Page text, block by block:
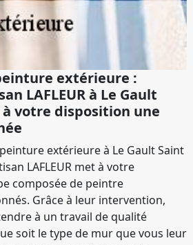
extérieure :
LAFLEUR à Le Gault
votre disposition une
extérieure à Le Gault Saint
LAFLEUR met à votre
composée de peintre
Grâce à leur intervention,
à un travail de qualité
soit le type de mur que vous leur